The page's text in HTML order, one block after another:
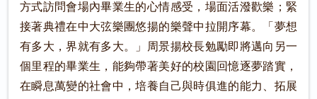
方式訪問會場內畢業生的心情感受，場面活潑歡樂；緊
接著典禮在中大弦樂團悠揚的樂聲中拉開序幕。「夢想
有多大，界就有多大。」周景揚校長勉勵即將邁向另一
個里程的畢業生，能夠帶著美好的校園回憶逐夢踏實，
在瞬息萬變的社會中，培養自己與時俱進的能力、拓展